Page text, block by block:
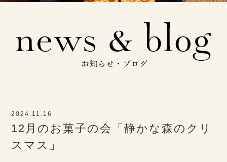
2024.11.16
12月のお菓子の会「静かな森のクリ
スマス」